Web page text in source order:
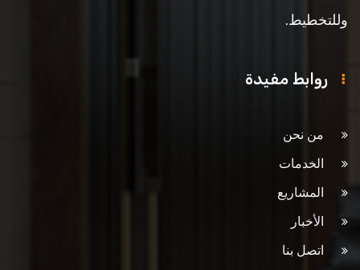
وللتخطيط.
روابط مفيدة
من نحن
الخدمات
المشاريع
الأخبار
اتصل بنا